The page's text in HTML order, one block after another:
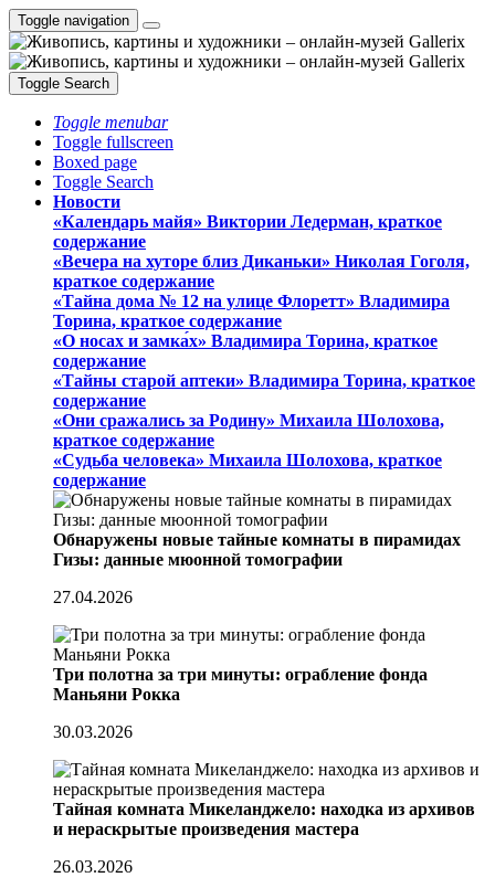
Toggle navigation
Toggle Search
Toggle menubar
Toggle fullscreen
Boxed page
Toggle Search
Новости
«Календарь майя» Виктории Ледерман, краткое
содержание
«Вечера на хуторе близ Диканьки» Николая Гоголя,
краткое содержание
«Тайна дома № 12 на улице Флоретт» Владимира
Торина, краткое содержание
«О носах и замка́х» Владимира Торина, краткое
содержание
«Тайны старой аптеки» Владимира Торина, краткое
содержание
«Они сражались за Родину» Михаила Шолохова,
краткое содержание
«Судьба человека» Михаила Шолохова, краткое
содержание
Обнаружены новые тайные комнаты в пирамидах
Гизы: данные мюонной томографии
27.04.2026
Три полотна за три минуты: ограбление фонда
Маньяни Рокка
30.03.2026
Тайная комната Микеланджело: находка из архивов
и нераскрытые произведения мастера
26.03.2026